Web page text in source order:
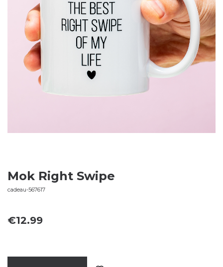
Mok Right Swipe
cadeau-567617
€12.99